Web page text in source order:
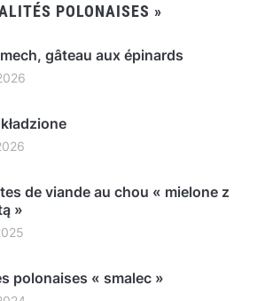
POLONAISES »
gâteau aux épinards
de viande au chou « mielone z
»
polonaises « smalec »